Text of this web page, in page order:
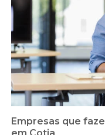
Empresas que
em Cotia